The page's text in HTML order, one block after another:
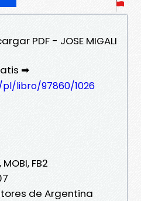
PDF - JOSE MIGALI
➡
libro/97860/1026
FB2
de Argentina